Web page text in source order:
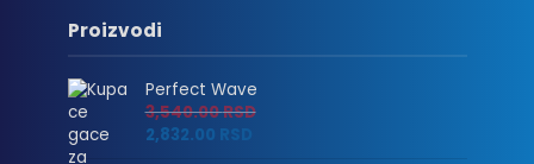
Proizvodi
Perfect Wave
3,540.00RSD
2,832.00 RSD